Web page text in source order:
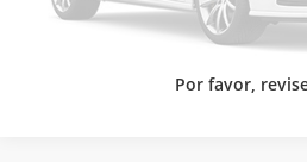
Por favor,